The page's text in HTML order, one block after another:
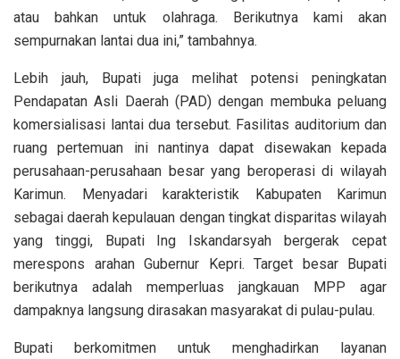
atau bahkan untuk olahraga. Berikutnya kami akan
sempurnakan lantai dua ini,” tambahnya.
Lebih jauh, Bupati juga melihat potensi peningkatan
Pendapatan Asli Daerah (PAD) dengan membuka peluang
komersialisasi lantai dua tersebut. Fasilitas auditorium dan
ruang pertemuan ini nantinya dapat disewakan kepada
perusahaan-perusahaan besar yang beroperasi di wilayah
Karimun. Menyadari karakteristik Kabupaten Karimun
sebagai daerah kepulauan dengan tingkat disparitas wilayah
yang tinggi, Bupati Ing Iskandarsyah bergerak cepat
merespons arahan Gubernur Kepri. Target besar Bupati
berikutnya adalah memperluas jangkauan MPP agar
dampaknya langsung dirasakan masyarakat di pulau-pulau.
Bupati berkomitmen untuk menghadirkan layanan